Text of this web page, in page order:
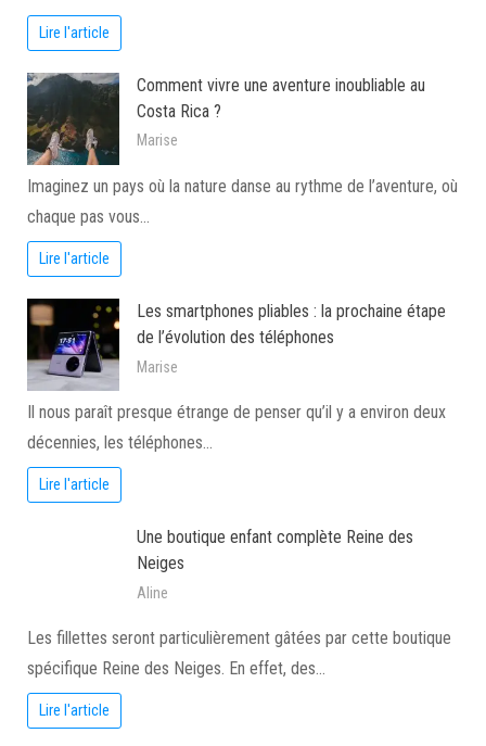
Lire l'article
Comment vivre une aventure inoubliable au
Costa Rica ?
Marise
Imaginez un pays où la nature danse au rythme de l’aventure, où
chaque pas vous…
Lire l'article
Les smartphones pliables : la prochaine étape
de l’évolution des téléphones
Marise
Il nous paraît presque étrange de penser qu’il y a environ deux
décennies, les téléphones…
Lire l'article
Une boutique enfant complète Reine des
Neiges
Aline
Les fillettes seront particulièrement gâtées par cette boutique
spécifique Reine des Neiges. En effet, des…
Lire l'article